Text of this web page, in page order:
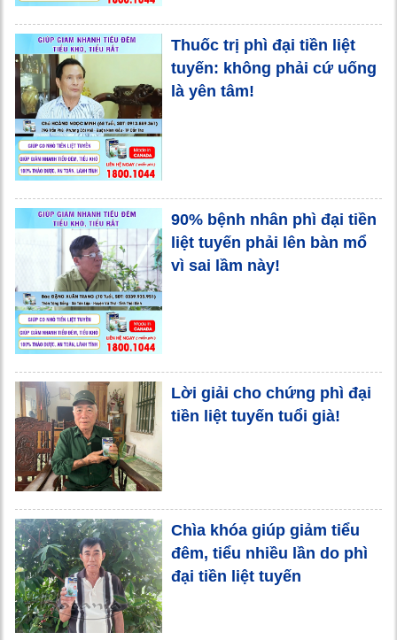
Thuốc trị phì đại tiền liệt
tuyến: không phải cứ uống
là yên tâm!
90% bệnh nhân phì đại tiền
liệt tuyến phải lên bàn mổ
vì sai lầm này!
Lời giải cho chứng phì đại
tiền liệt tuyến tuổi già!
Chìa khóa giúp giảm tiểu
đêm, tiểu nhiều lần do phì
đại tiền liệt tuyến